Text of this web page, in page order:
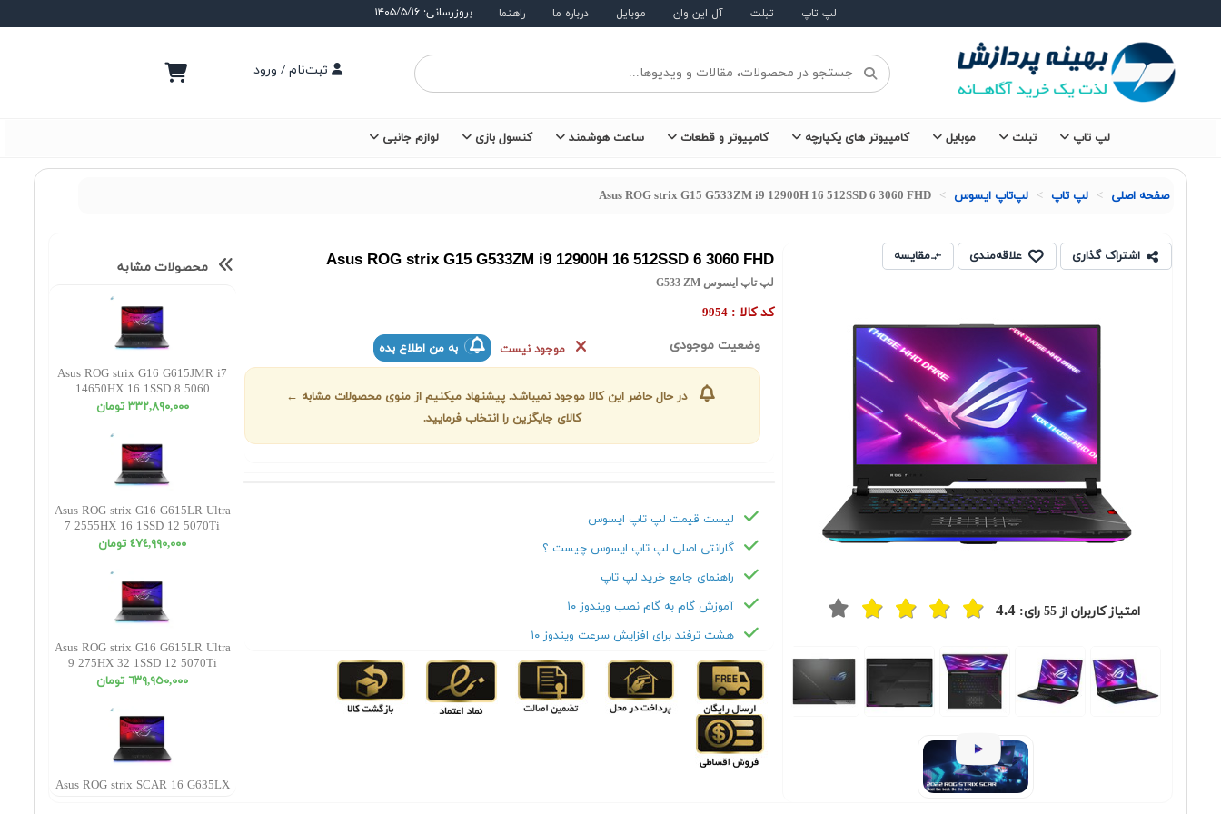
لپ تاپ تبلت آل این وان موبایل درباره ما راهنما بروزرسانی: ۱۴۰۵/۵/۱۶
ثبت‌نام / ورود
لپ تاپ تبلت موبایل کامپیوتر های یکپارچه کامپیوتر و قطعات ساعت هوشمند کنسول بازی لوازم جانبی
صفحه اصلی لپ تاپ لپ‌تاپ ایسوس Asus ROG strix G15 G533ZM i9 12900H 16 512SSD 6 3060 FHD
اشتراک گذاری علاقه‌مندی مقایسه
امتیاز کاربران از55رای: 4.4
Previous
Next
Asus ROG strix G15 G533ZM i9 12900H 16 512SSD 6 3060 FHD
لپ تاپ ایسوس G533 ZM
کد کالا :9954
وضعیت موجودی موجود نیست به من اطلاع بده
در حال حاضر این کالا موجود نمیباشد. پیشنهاد میکنیم از منوی محصولات مشابه ←
کالای جایگزین را انتخاب فرمایید.
لیست قیمت لپ تاپ ایسوس
گارانتی اصلی لپ تاپ ایسوس چیست ؟
راهنمای جامع خرید لپ تاپ
آموزش گام به گام نصب ویندوز ۱۰
هشت ترفند برای افزایش سرعت ویندوز ۱۰
محصولات مشابه
Asus ROG strix G16 G615JMR i7
14650HX 16 1SSD 8 5060
WUXGA
٣٣٢,٨٩٠,٠٠٠ تومان
Asus ROG strix G16 G615LR Ultra
7 2555HX 16 1SSD 12 5070Ti
WUXGA
٤٧٤,٩٩٠,٠٠٠ تومان
Asus ROG strix G16 G615LR Ultra
9 275HX 32 1SSD 12 5070Ti
WUXGA
٦٣٩,٩٥٠,٠٠٠ تومان
Asus ROG strix SCAR 16 G635LX